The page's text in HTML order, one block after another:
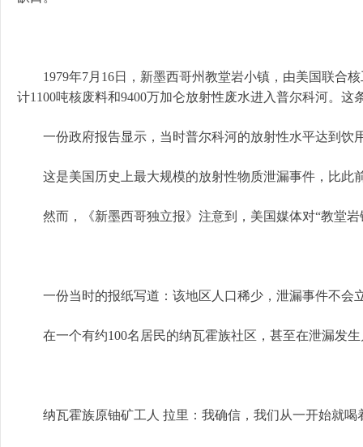
1979年7月16日，新墨西哥州教堂岩小镇，由美国联合
计1100吨核废料和9400万加仑放射性废水进入普尔科河。
一份政府报告显示，当时普尔科河的放射性水平达到饮
这是美国历史上最大规模的放射性物质泄漏事件，比此
然而，《新墨西哥独立报》注意到，美国媒体对“教堂岩
一份当时的报纸写道：该地区人口稀少，泄漏事件不会
在一个有约100名居民的纳瓦霍族社区，甚至在泄漏发生
纳瓦霍族原铀矿工人 拉里：我确信，我们从一开始就喝